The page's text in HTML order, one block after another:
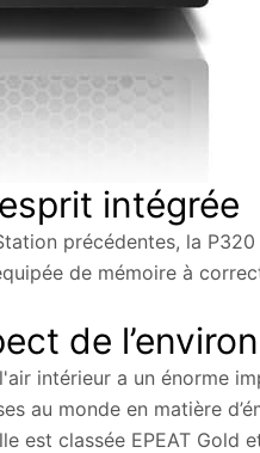
intégrée
précédentes, la
de mémoire à
de
intérieur a un énorme
au monde en matière
est classée EPEAT Gold